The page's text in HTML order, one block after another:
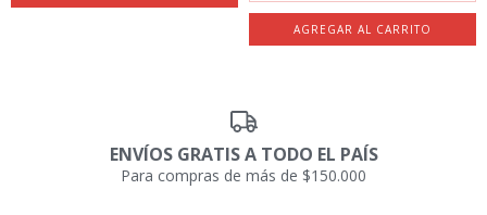
ENVÍOS GRATIS A TODO EL PAÍS
Para compras de más de $150.000